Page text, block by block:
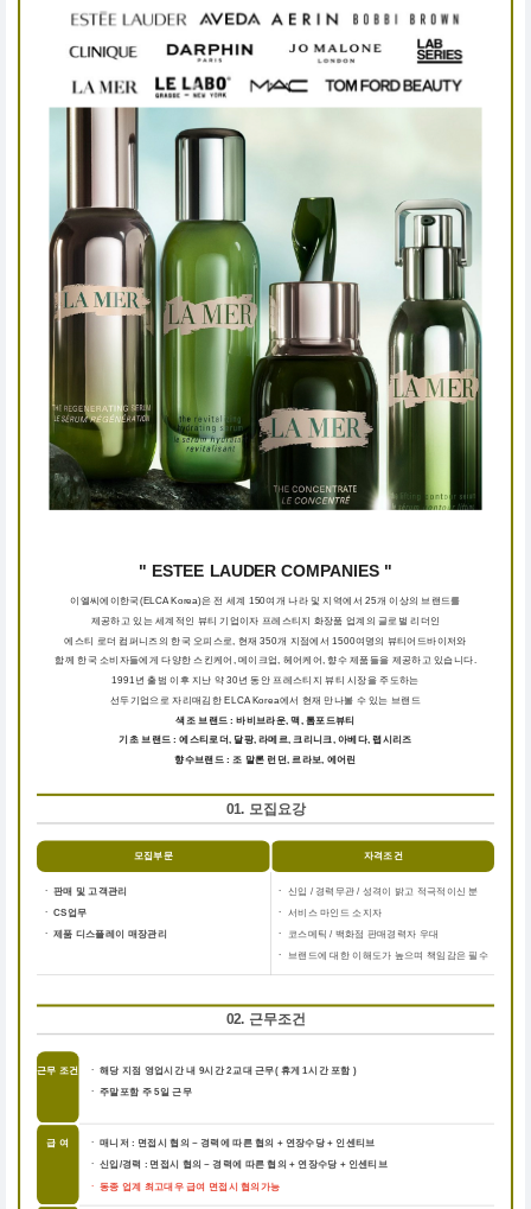
" ESTEE LAUDER COMPANIES "
이엘씨에이한국(ELCA Korea)은 전 세계 150여개 나라 및 지역에서 25개 이상의 브랜드를
제공하고 있는 세계적인 뷰티 기업이자 프레스티지 화장품 업계의 글로벌 리더인
에스티 로더 컴퍼니즈의 한국 오피스로, 현재 350개 지점에서 1500여명의 뷰티어드바이저와
함께 한국 소비자들에게 다양한 스킨케어, 메이크업, 헤어케어, 향수 제품들을 제공하고 있습니다.
1991년 출범 이후 지난 약 30년 동안 프레스티지 뷰티 시장을 주도하는
선두기업으로 자리매김한 ELCA Korea에서 현재 만나볼 수 있는 브랜드
색조 브랜드 : 바비브라운, 맥, 톰포드뷰티
기초 브랜드 : 에스티로더, 달팡, 라메르, 크리니크, 아베다, 랩시리즈
향수브랜드 : 조 말론 런던, 르라보, 에어린
01. 모집요강
모집부문 자격조건
ㆍ 판매 및 고객관리
ㆍ CS업무
ㆍ 제품 디스플레이 매장관리
ㆍ 신입 / 경력무관 / 성격이 밝고 적극적이신 분
ㆍ
서비스 마인드 소지자
ㆍ
코스메틱 / 백화점 판매경력자 우대
ㆍ
브랜드에 대한 이해도가 높으며 책임감은 필수
02. 근무조건
근무 조건
ㆍ 해당 지점 영업시간 내 9시간 2교대 근무( 휴게 1시간 포함 )
ㆍ 주말포함 주 5일 근무
급 여
ㆍ 매니저 : 면접시 협의 ~ 경력에 따른 협의 + 연장수당 + 인센티브
ㆍ 신입/경력 : 면접시 협의 ~ 경력에 따른 협의 + 연장수당 + 인센티브
ㆍ 동종 업계 최고대우 급여 면접시 협의가능